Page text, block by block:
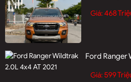
Giá:468
Ford Ranger
Giá:599